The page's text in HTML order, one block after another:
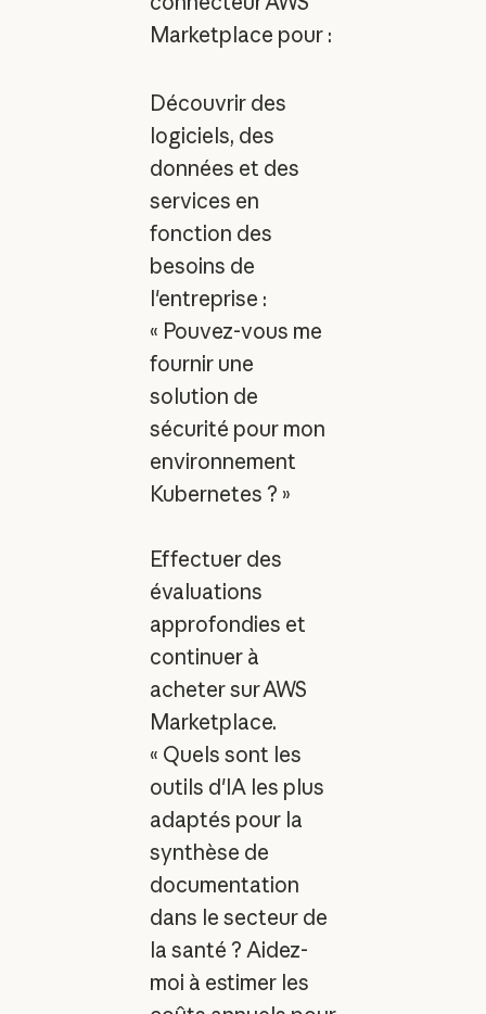
Marketplace pour :
Découvrir des
logiciels, des
données et des
services en
fonction des
besoins de
l'entreprise :
« Pouvez-vous me
fournir une
solution de
sécurité pour mon
environnement
Kubernetes ? »
Effectuer des
évaluations
approfondies et
continuer à
acheter sur AWS
Marketplace.
« Quels sont les
outils d'IA les plus
adaptés pour la
synthèse de
documentation
dans le secteur de
la santé ? Aidez-
moi à estimer les